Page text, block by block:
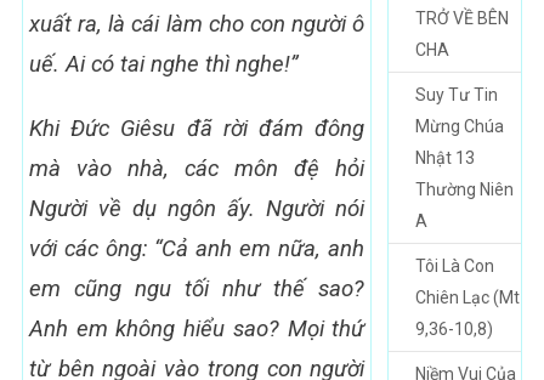
xuất ra, là cái làm cho con người ô
uế. Ai có tai nghe thì nghe!”
Khi Ðức Giêsu đã rời đám đông
mà vào nhà, các môn đệ hỏi
Người về dụ ngôn ấy. Người nói
với các ông: “Cả anh em nữa, anh
em cũng ngu tối như thế sao?
Anh em không hiểu sao? Mọi thứ
từ bên ngoài vào trong con người
TRỞ VỀ BÊN
CHA
Suy Tư Tin
Mừng Chúa
Nhật 13
Thường Niên
A
Tôi Là Con
Chiên Lạc (Mt
9,36-10,8)
Niềm Vui Của